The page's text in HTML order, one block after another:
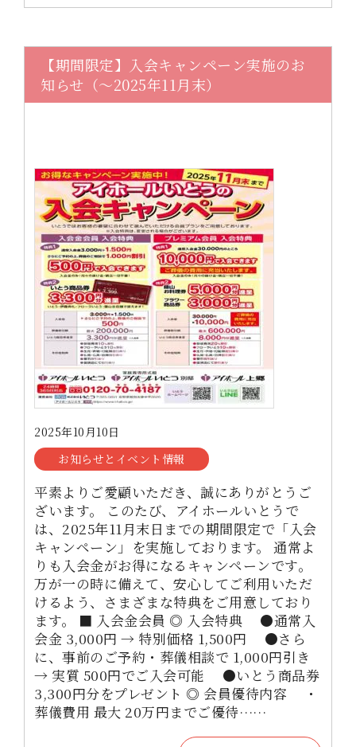
【期間限定】入会キャンペーン実施のお
知らせ（～2025年11月末）
2025年10月10日
お知らせとイベント情報
平素よりご愛顧いただき、誠にありがとうご
ざいます。 このたび、アイホールいとうで
は、2025年11月末日までの期間限定で「入会
キャンペーン」を実施しております。 通常よ
りも入会金がお得になるキャンペーンです。
万が一の時に備えて、安心してご利用いただ
けるよう、さまざまな特典をご用意しており
ます。 ■ 入会金会員 ◎ 入会特典 ●通常入
会金 3,000円 → 特別価格 1,500円 ●さら
に、事前のご予約・葬儀相談で 1,000円引き
→ 実質 500円でご入会可能 ●いとう商品券
3,300円分をプレゼント ◎ 会員優待内容 ・
葬儀費用 最大 20万円までご優待……